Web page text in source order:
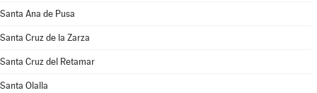
Santa Ana de Pusa
Santa Cruz de la Zarza
Santa Cruz del Retamar
Santa Olalla